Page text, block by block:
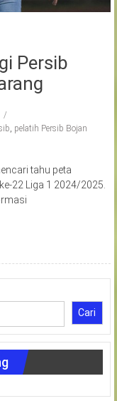
Persib
pelatih Persib Bojan
tahu peta
22 Liga 1 2024/2025.
Cari